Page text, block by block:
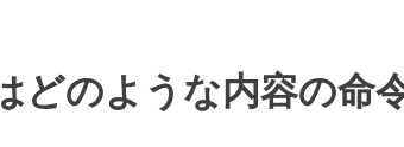
どのような内容の命